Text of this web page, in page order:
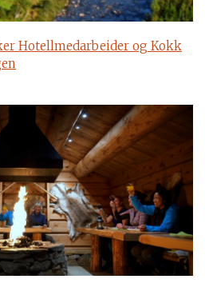
Hotellmedarbeider og Kokk